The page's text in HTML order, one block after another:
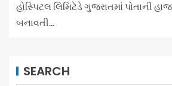
હોસ્પિટલ લિમિટેડે ગુજરાતમાં પોતાની
બનાવતી...
SEARCH